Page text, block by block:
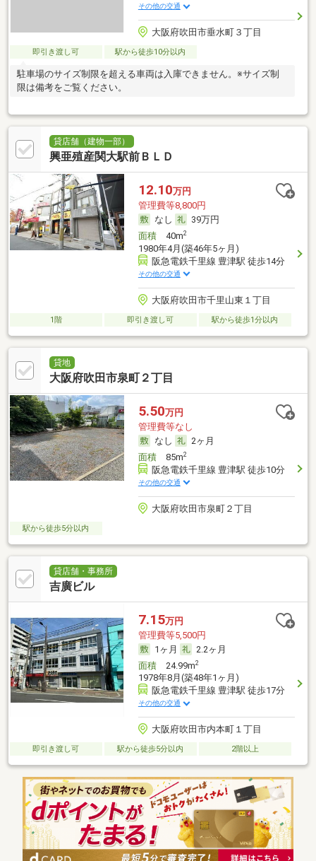
その他の交通
大阪府吹田市垂水町３丁目
即引き渡し可 駅から徒歩10分以内
駐車場のサイズ制限を超える車両は入庫できません。※サイズ制
限は備考をご覧ください。
貸店舗（建物一部）
興亜殖産関大駅前ＢＬＤ
12.10万円
管理費等8,800円
なし
39万円
面積40m2
1980年4月(築46年5ヶ月)
阪急電鉄千里線 豊津駅 徒歩14分
その他の交通
大阪府吹田市千里山東１丁目
1階 即引き渡し可 駅から徒歩1分以内
貸地
大阪府吹田市泉町２丁目
5.50万円
管理費等なし
なし
2ヶ月
面積85m2
阪急電鉄千里線 豊津駅 徒歩10分
その他の交通
大阪府吹田市泉町２丁目
駅から徒歩5分以内
貸店舗・事務所
吉廣ビル
7.15万円
管理費等5,500円
1ヶ月
2.2ヶ月
面積24.99m2
1978年8月(築48年1ヶ月)
阪急電鉄千里線 豊津駅 徒歩17分
その他の交通
大阪府吹田市内本町１丁目
即引き渡し可 駅から徒歩5分以内 2階以上